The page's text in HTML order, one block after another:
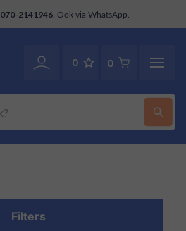
070-2141946. Ook via WhatsApp.
0 0
Filters